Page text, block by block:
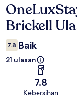
Ulasan
Brickell
7.8 Baik
21 ulasan
7.8
Kebersihan